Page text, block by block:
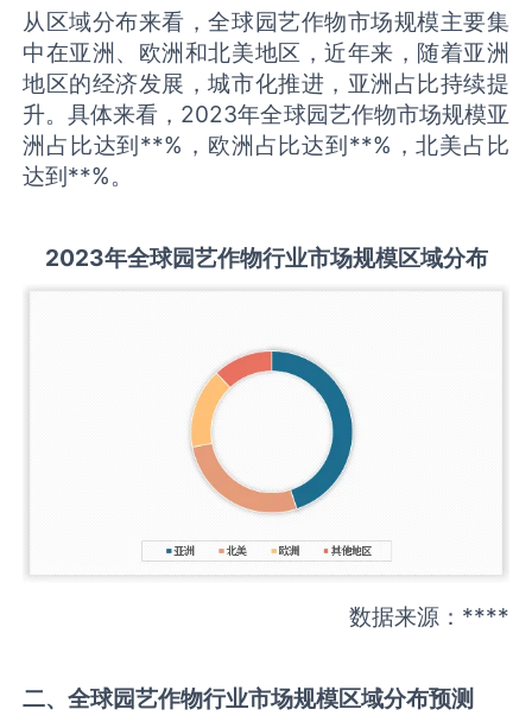
从区域分布来看，全球园艺作物市场规模主要集
中在亚洲、欧洲和北美地区，近年来，随着亚洲
地区的经济发展，城市化推进，亚洲占比持续提
升。具体来看，2023年全球园艺作物市场规模亚
洲占比达到**%，欧洲占比达到**%，北美占比
达到**%。
2023年全球园艺作物行业市场规模区域分布
数据来源：****
二、全球园艺作物行业市场规模区域分布预测